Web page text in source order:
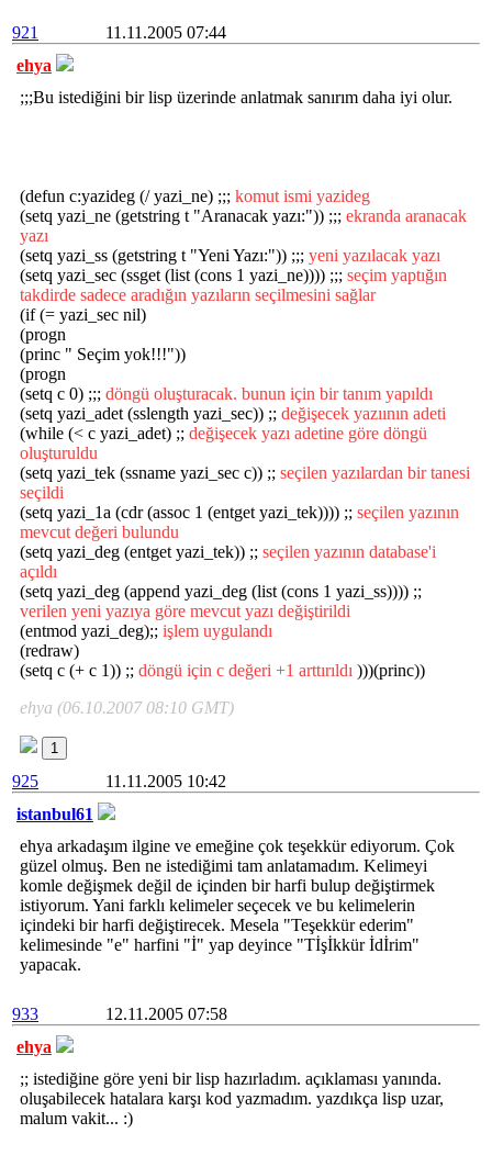
921
11.11.2005 07:44
ehya
;;;Bu istediğini bir lisp üzerinde anlatmak sanırım daha iyi olur.
(defun c:yazideg (/ yazi_ne) ;;; komut ismi yazideg
(setq yazi_ne (getstring t "Aranacak yazı:")) ;;; ekranda aranacak
yazı
(setq yazi_ss (getstring t "Yeni Yazı:")) ;;; yeni yazılacak yazı
(setq yazi_sec (ssget (list (cons 1 yazi_ne)))) ;;; seçim yaptığın
takdirde sadece aradığın yazıların seçilmesini sağlar
(if (= yazi_sec nil)
(progn
(princ " Seçim yok!!!"))
(progn
(setq c 0) ;;; döngü oluşturacak. bunun için bir tanım yapıldı
(setq yazi_adet (sslength yazi_sec)) ;; değişecek yazıının adeti
(while (< c yazi_adet) ;; değişecek yazı adetine göre döngü
oluşturuldu
(setq yazi_tek (ssname yazi_sec c)) ;; seçilen yazılardan bir tanesi
seçildi
(setq yazi_1a (cdr (assoc 1 (entget yazi_tek)))) ;; seçilen yazının
mevcut değeri bulundu
(setq yazi_deg (entget yazi_tek)) ;; seçilen yazının database'i
açıldı
(setq yazi_deg (append yazi_deg (list (cons 1 yazi_ss)))) ;;
verilen yeni yazıya göre mevcut yazı değiştirildi
(entmod yazi_deg);; işlem uygulandı
(redraw)
(setq c (+ c 1)) ;; döngü için c değeri +1 arttırıldı )))(princ))
ehya (06.10.2007 08:10 GMT)
1
925
11.11.2005 10:42
istanbul61
ehya arkadaşım ilgine ve emeğine çok teşekkür ediyorum. Çok
güzel olmuş. Ben ne istediğimi tam anlatamadım. Kelimeyi
komle değişmek değil de içinden bir harfi bulup değiştirmek
istiyorum. Yani farklı kelimeler seçecek ve bu kelimelerin
içindeki bir harfi değiştirecek. Mesela "Teşekkür ederim"
kelimesinde "e" harfini "İ" yap deyince "Tİşİkkür İdİrim"
yapacak.
933
12.11.2005 07:58
ehya
;; istediğine göre yeni bir lisp hazırladım. açıklaması yanında.
oluşabilecek hatalara karşı kod yazmadım. yazdıkça lisp uzar,
malum vakit... :)